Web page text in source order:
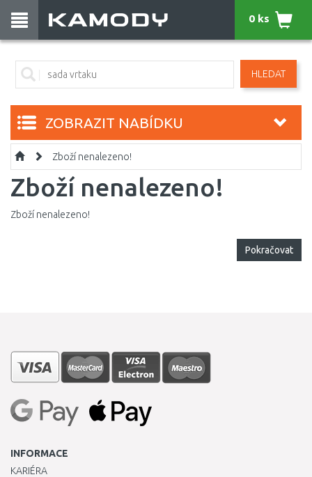
HLEDAT
0 ks
ZOBRAZIT NABÍDKU
Zboží nenalezeno!
Zboží nenalezeno!
Zboží nenalezeno!
Pokračovat
INFORMACE
KARIÉRA